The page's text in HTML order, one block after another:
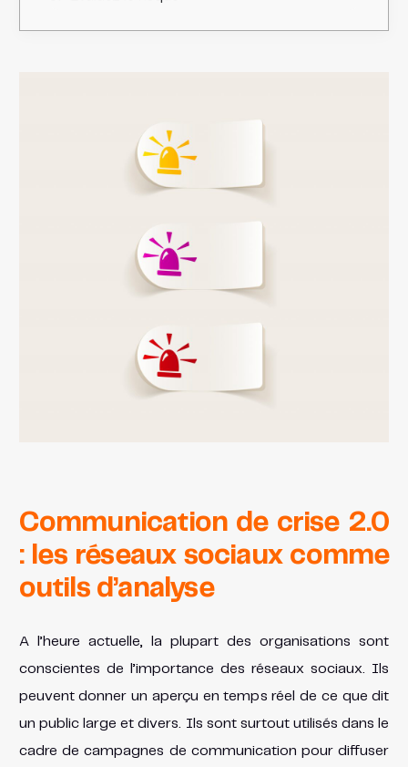
Communication de crise 2.0
: les réseaux sociaux comme
outils d’analyse
A l’heure actuelle, la plupart des organisations sont
conscientes de l’importance des réseaux sociaux. Ils
peuvent donner un aperçu en temps réel de ce que dit
un public large et divers. Ils sont surtout utilisés dans le
cadre de campagnes de communication pour diffuser